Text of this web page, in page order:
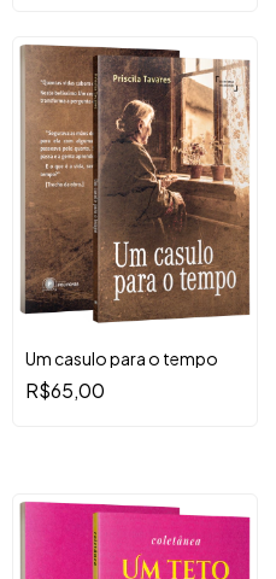
Um casulo para o tempo
R$65,00